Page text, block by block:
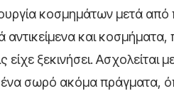
κοσμημάτων μετά
και κοσμήματα,
ξεκινήσει. Ασχολείται
ένα σωρό ακόμα πράγματα,